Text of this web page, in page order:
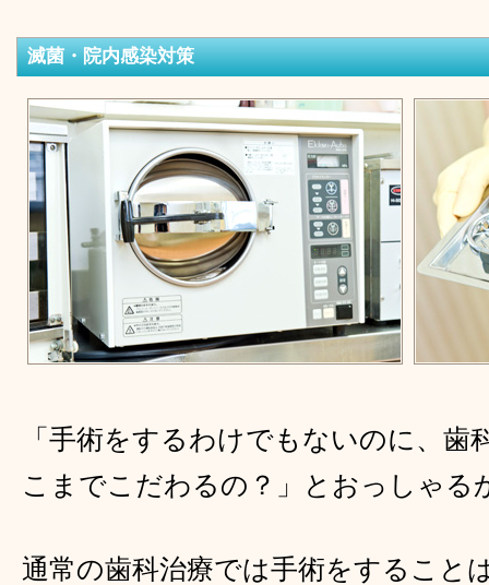
滅菌・院内感染対策
「手術をするわけでもないのに、歯
こまでこだわるの？」とおっしゃる
通常の歯科治療では手術をすること